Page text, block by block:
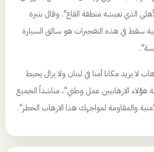
الذي تعيشه منطقة القاع". وقال بنبرة
سقط في هذه التفجيرات هو سائق السيارة
لا يريد مكانا أمنا في لبنان ولا يزال يحيط
هؤلاء الارهابيين عمل وطني"، مناشداً الجميع
والمقاومة لمواجهك هذا الارهاب الخطر".